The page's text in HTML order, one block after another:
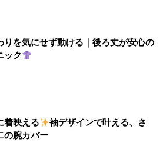
りを気にせず動ける｜後ろ丈が安心の
ック
着映える
袖デザインで叶える、さ
の腕カバー